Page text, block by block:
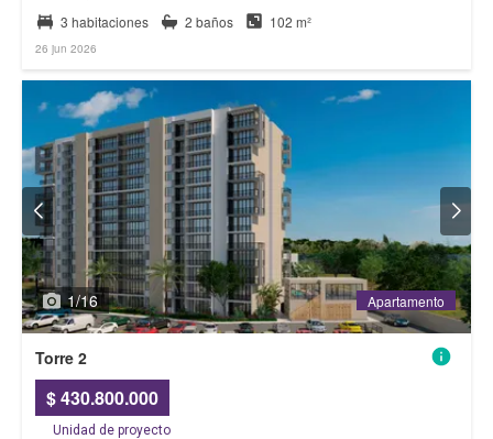
3 habitaciones
2 baños 102 m²
26 jun 2026
Apartamento
Apartamento
1/16
Torre 2
$ 430.800.000
Unidad de proyecto